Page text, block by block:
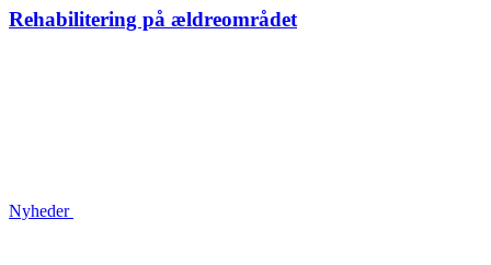
Rehabilitering på ældreområdet
Nyheder